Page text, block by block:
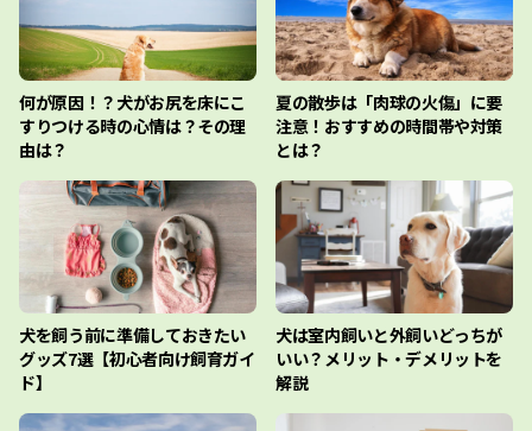
何が原因！？犬がお尻を床にこ
すりつける時の心情は？その理
由は？
夏の散歩は「肉球の火傷」に要
注意！おすすめの時間帯や対策
とは？
犬を飼う前に準備しておきたい
グッズ7選【初心者向け飼育ガイ
ド】
犬は室内飼いと外飼いどっちが
いい？メリット・デメリットを
解説